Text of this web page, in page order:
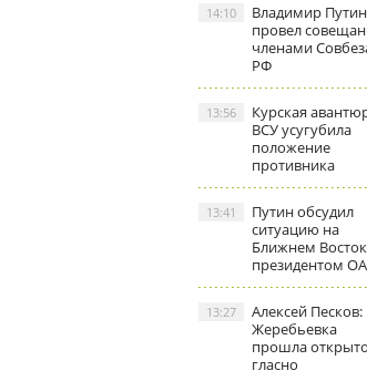
Владимир Путин
провел
членами
РФ
14:10
Курская
ВСУ усугубила
положение
противника
13:56
Путин обсудил
ситуацию на
Ближнем
президентом
13:41
Алексей Песков:
Жеребьевка
прошла
гласно
13:27